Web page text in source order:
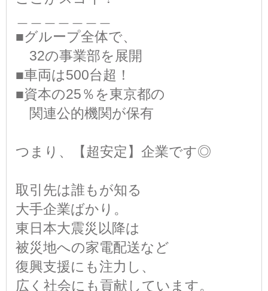
■グループ全体で、
32の事業部を展開
■車両は500台超！
■資本の25％を東京都の
関連公的機関が保有
つまり、【超安定】企業です◎
取引先は誰もが知る
大手企業ばかり。
東日本大震災以降は
被災地への家電配送など
復興支援にも注力し、
広く社会にも貢献しています。